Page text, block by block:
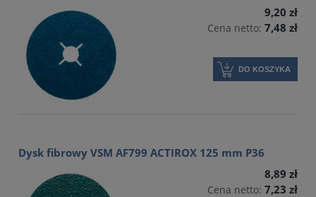
9,20 zł
Cena netto: 7,48 zł
DO KOSZYKA
Dysk fibrowy VSM AF799 ACTIROX 125 mm P36
8,89 zł
Cena netto: 7,23 zł